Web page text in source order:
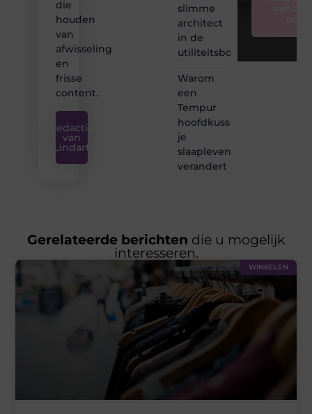
die
houden
van
afwisseling
en
frisse
content.
Redactie
van
Lindart
slimme
architect
in de
utiliteitsbouw
Warom
een
Tempur
hoofdkussen
je
slaapleven
verandert
Gerelateerde berichten die u mogelijk
interesseren.
WINKELEN